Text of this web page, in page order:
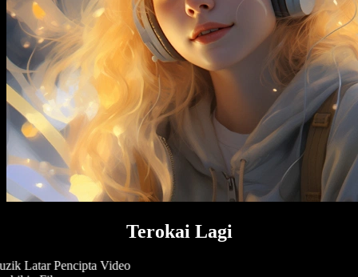
Terokai Lagi
Latar Pencipta Video